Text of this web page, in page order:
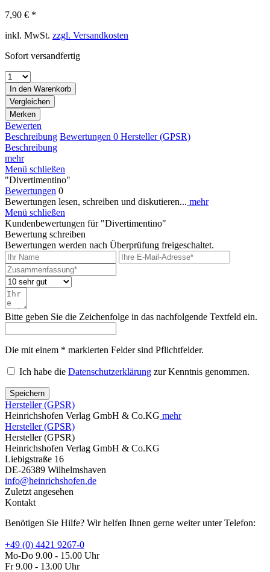
7,90 € *
inkl. MwSt. zzgl. Versandkosten
Sofort versandfertig
In den Warenkorb
Vergleichen
Merken
Bewerten
Beschreibung Bewertungen 0 Hersteller (GPSR)
Beschreibung
mehr
Menü schließen
"Divertimentino"
Bewertungen 0
Bewertungen lesen, schreiben und diskutieren... mehr
Menü schließen
Kundenbewertungen für "Divertimentino"
Bewertung schreiben
Bewertungen werden nach Überprüfung freigeschaltet.
Bitte geben Sie die Zeichenfolge in das nachfolgende Textfeld ein.
Die mit einem * markierten Felder sind Pflichtfelder.
Ich habe die Datenschutzerklärung zur Kenntnis genommen.
Speichern
Hersteller (GPSR)
Heinrichshofen Verlag GmbH & Co.KG mehr
Hersteller (GPSR)
Hersteller (GPSR)
Heinrichshofen Verlag GmbH & Co.KG
Liebigstraße 16
DE-26389 Wilhelmshaven
info@heinrichshofen.de
Zuletzt angesehen
Kontakt
Benötigen Sie Hilfe? Wir helfen Ihnen gerne weiter unter Telefon:
+49 (0) 4421 9267-0
Mo-Do 9.00 - 15.00 Uhr
Fr 9.00 - 13.00 Uhr